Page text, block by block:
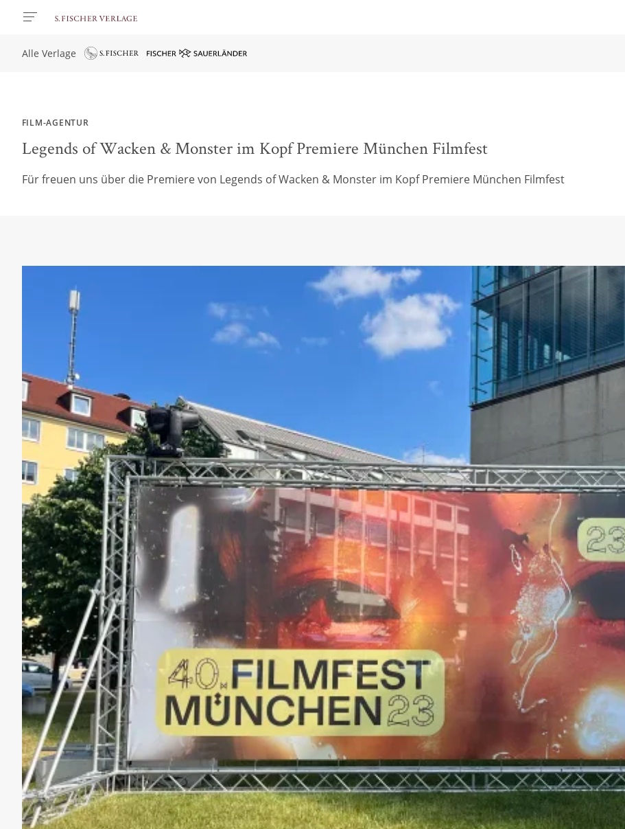
Alle Verlage
FILM-AGENTUR
Legends of Wacken & Monster im Kopf Premiere München Filmfest
Für freuen uns über die Premiere von Legends of Wacken & Monster im Kopf Premiere München Filmfest